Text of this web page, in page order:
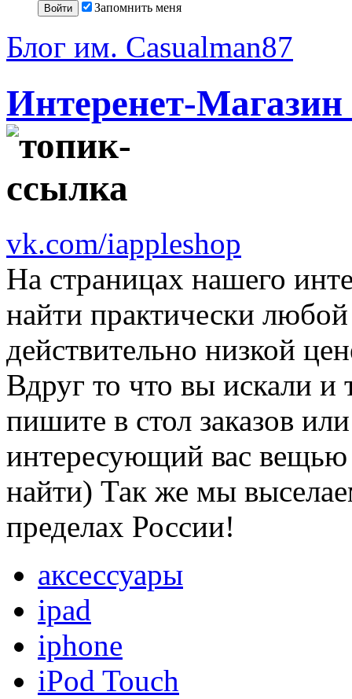
Запомнить меня
Блог им. Casualman87
Интеренет-Магазин
vk.com/iappleshop
На страницах нашего
найти практически
действительно низкой
Вдруг то что вы искали и
пишите в стол заказов
интересующий вас
найти) Так же мы
пределах России!
аксессуары
ipad
iphone
iPod Touch